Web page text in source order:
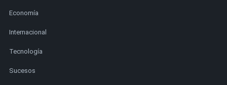
Economía
Internacional
Tecnología
Sucesos